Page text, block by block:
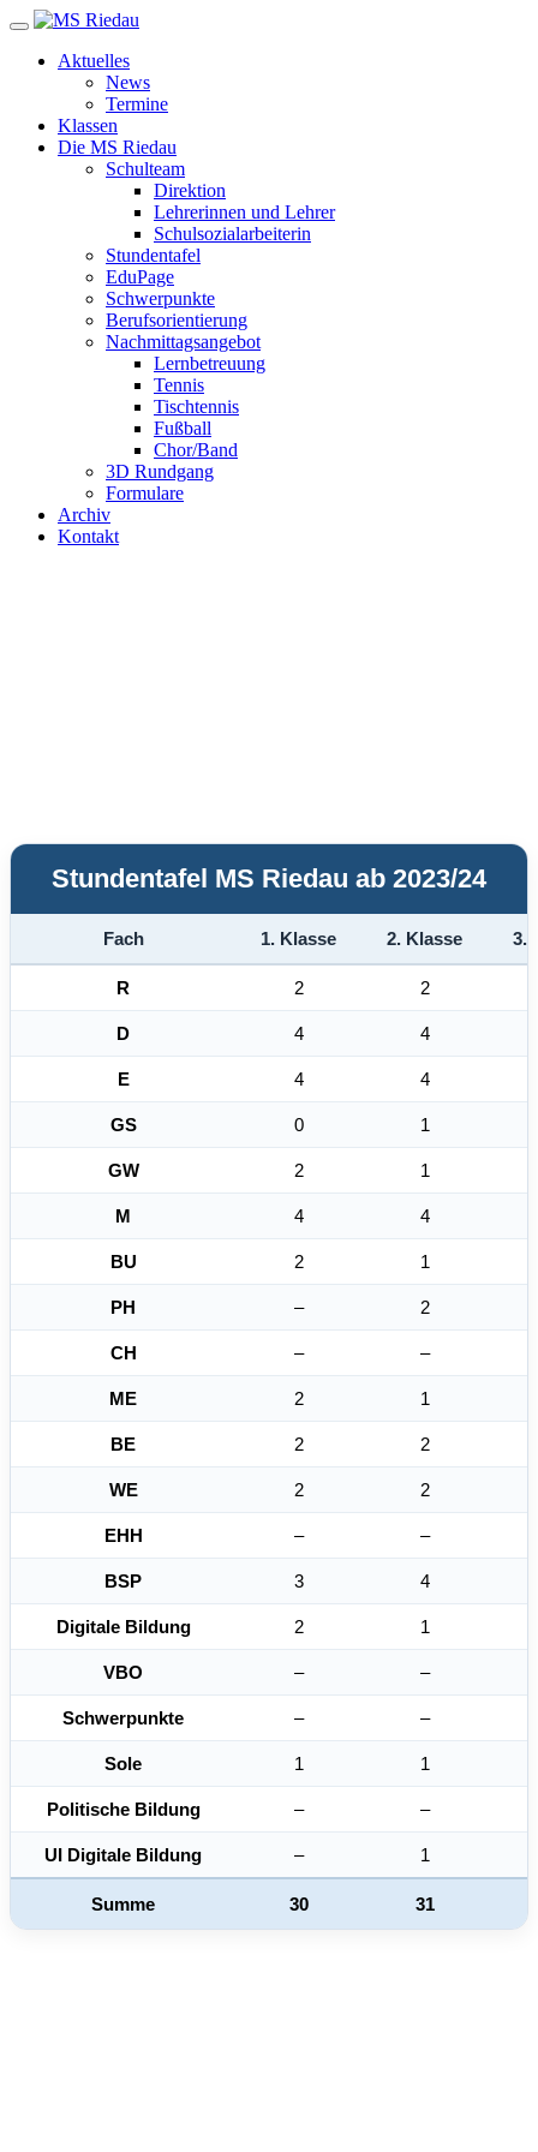
Aktuelles
News
Termine
Klassen
Die MS Riedau
Schulteam
Direktion
Lehrerinnen und Lehrer
Schulsozialarbeiterin
Stundentafel
EduPage
Schwerpunkte
Berufsorientierung
Nachmittagsangebot
Lernbetreuung
Tennis
Tischtennis
Fußball
Chor/Band
3D Rundgang
Formulare
Archiv
Kontakt
Stundentafel MS Riedau ab 2023/24
Fach 1. Klasse 2. Klasse 3.
R 2 2
D 4 4
E 4 4
GS 0 1
GW 2 1
M 4 4
BU 2 1
PH – 2
CH – –
ME 2 1
BE 2 2
WE 2 2
EHH – –
BSP 3 4
Digitale Bildung 2 1
VBO – –
Schwerpunkte – –
Sole 1 1
Politische Bildung – –
UI Digitale Bildung – 1
Summe 30 31